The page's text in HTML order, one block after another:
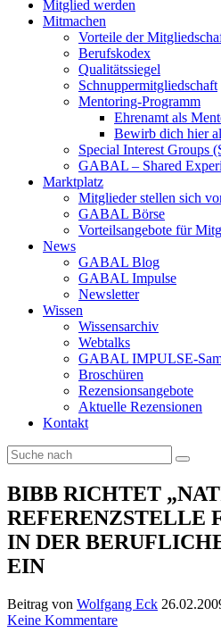
Mitglied werden
Mitmachen
Vorteile der
Berufskodex
Qualitätssiegel
Schnuppermitgliedschaft
Mentoring-Programm
Ehrenamt als
Bewirb dich hier
Special Interest Groups
GABAL – Shared
Marktplatz
Mitglieder stellen sich
GABAL Börse
Vorteilsangebote für
News
GABAL Blog
GABAL Impulse
Newsletter
Wissen
Wissensarchiv
Webtalks
GABAL IMPULSE-
Broschüren
Rezensionsangebote
Aktuelle Rezensionen
Kontakt
BIBB RICHTET
REFERENZSTELLE
IN DER
EIN
Beitrag von Wolfgang Eck
Keine Kommentare